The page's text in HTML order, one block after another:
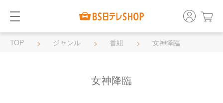
TOP ジャンル 番組 女神降臨
女神降臨